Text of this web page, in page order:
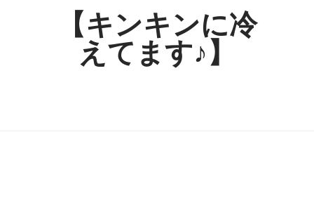
【キンキンに冷
えてます♪】